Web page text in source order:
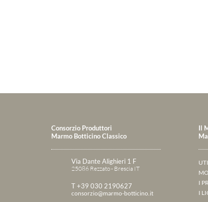
Consorzio Produttori
Marmo Botticino Classico
Via Dante Alighieri 1 F
25086 Rezzato - Brescia IT
T +39 030 2190627
consorzio@marmo-botticino.it
Il
I
I